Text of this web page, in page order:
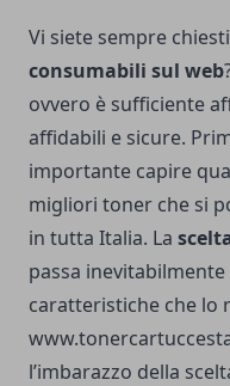
Vi siete sempre
consumabili sul web
ovvero è sufficiente
affidabili e sicure.
importante capire
migliori toner che si
in tutta Italia. La
passa
caratteristiche che lo
l’imbarazzo della